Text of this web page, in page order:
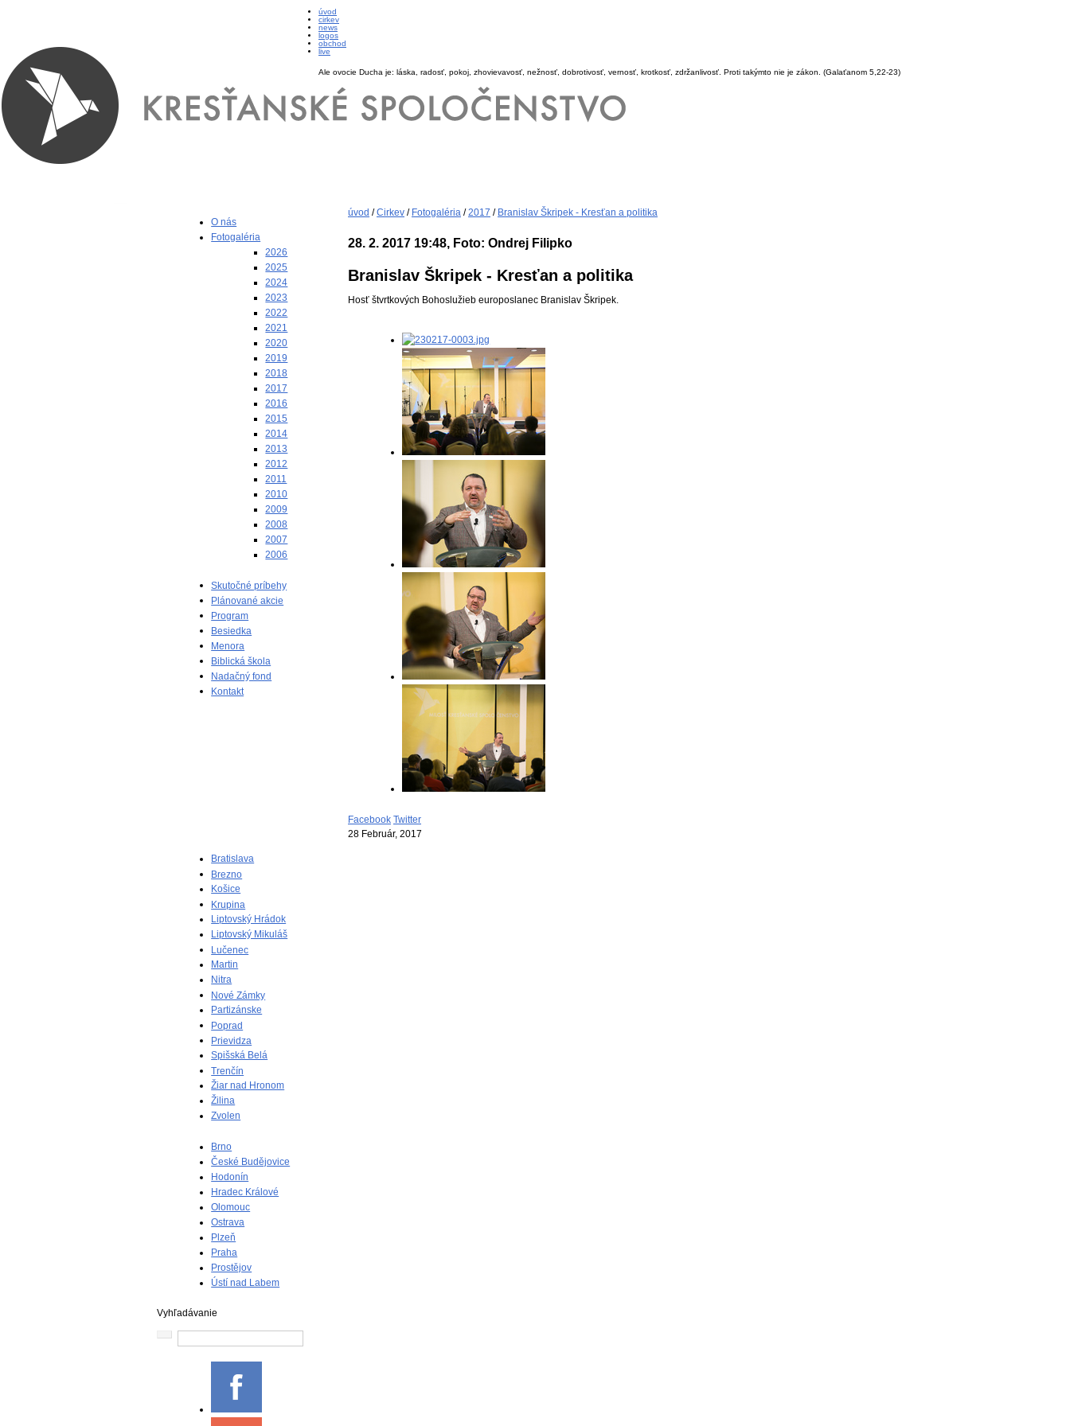
úvod
cirkev
news
logos
obchod
live
Ale ovocie Ducha je: láska, radosť, pokoj, zhovievavosť, nežnosť, dobrotivosť, vernosť, krotkosť, zdržanlivosť. Proti takýmto nie je zákon. (Galaťanom 5,22-23)
O nás
Fotogaléria
2026
2025
2024
2023
2022
2021
2020
2019
2018
2017
2016
2015
2014
2013
2012
2011
2010
2009
2008
2007
2006
Skutočné príbehy
Plánované akcie
Program
Besiedka
Menora
Biblická škola
Nadačný fond
Kontakt
úvod /Cirkev / Fotogaléria /2017 / Branislav Škripek - Kresťan a politika
28. 2. 2017 19:48, Foto: Ondrej Filipko
Branislav Škripek - Kresťan a politika
Hosť štvrtkových Bohoslužieb europoslanec Branislav Škripek.
Facebook Twitter
28 Február, 2017
Bratislava
Brezno
Košice
Krupina
Liptovský Hrádok
Liptovský Mikuláš
Lučenec
Martin
Nitra
Nové Zámky
Partizánske
Poprad
Prievidza
Spišská Belá
Trenčín
Žiar nad Hronom
Žilina
Zvolen
Brno
České Budějovice
Hodonín
Hradec Králové
Olomouc
Ostrava
Plzeň
Praha
Prostějov
Ústí nad Labem
Vyhľadávanie